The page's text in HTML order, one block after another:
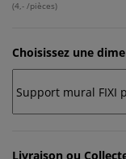
(4,- /pièces)
Choisissez une
Livraison ou